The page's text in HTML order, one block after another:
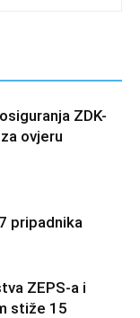
ZDK-
ovjeru
pripadnika
ZEPS-a i
stiže 15